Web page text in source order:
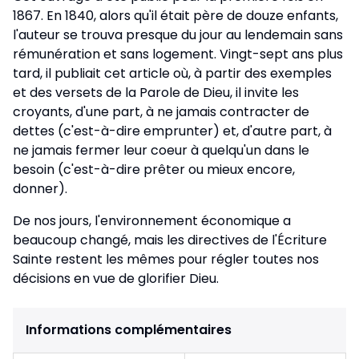
1867. En 1840, alors qu'il était père de douze enfants,
l'auteur se trouva presque du jour au lendemain sans
rémunération et sans logement. Vingt-sept ans plus
tard, il publiait cet article où, à partir des exemples
et des versets de la Parole de Dieu, il invite les
croyants, d'une part, à ne jamais contracter de
dettes (c'est-à-dire emprunter) et, d'autre part, à
ne jamais fermer leur coeur à quelqu'un dans le
besoin (c'est-à-dire prêter ou mieux encore,
donner).
De nos jours, l'environnement économique a
beaucoup changé, mais les directives de l'Écriture
Sainte restent les mêmes pour régler toutes nos
décisions en vue de glorifier Dieu.
Informations complémentaires